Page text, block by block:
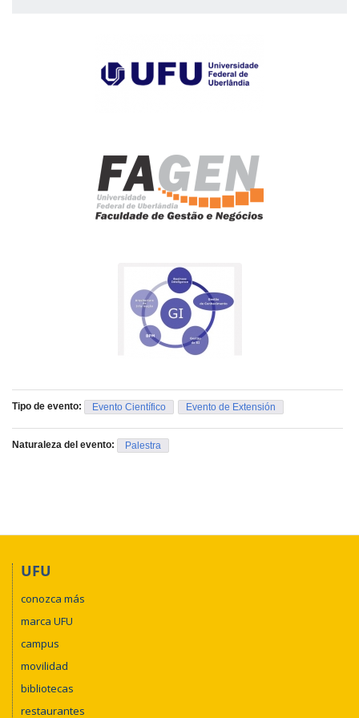
Tipo de evento: Evento Científico Evento de Extensión
Naturaleza del evento: Palestra
UFU
conozca más
marca UFU
campus
movilidad
bibliotecas
restaurantes